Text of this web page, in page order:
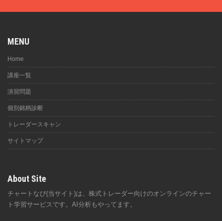
MENU
Home
講座一覧
演習問題
個別銘柄診断
トレーダースキャン
サイトマップ
About Site
チャートなび(当サイト)は、株式トレーダー向けのオンラインのチャー
ト学習サービスです。AI分析もやってます。